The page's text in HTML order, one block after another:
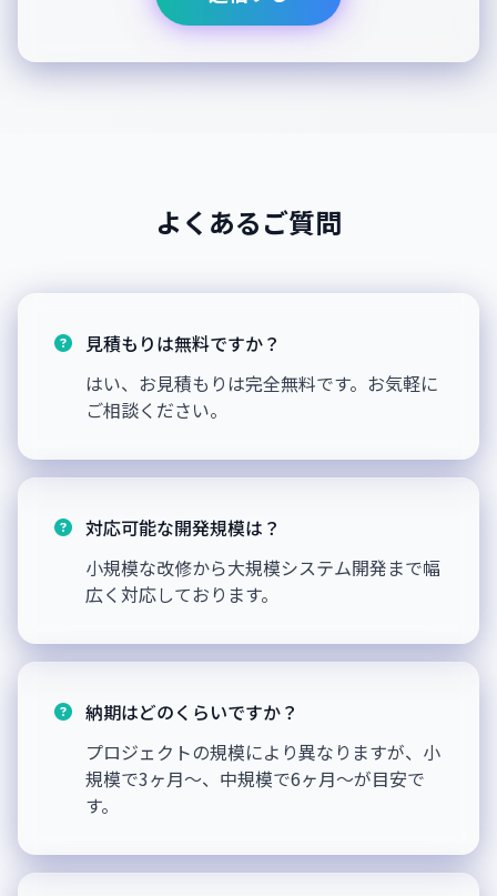
よくあるご質問
見積もりは無料ですか？
はい、お見積もりは完全無料です。お気軽に
ご相談ください。
対応可能な開発規模は？
小規模な改修から大規模システム開発まで幅
広く対応しております。
納期はどのくらいですか？
プロジェクトの規模により異なりますが、小
規模で3ヶ月〜、中規模で6ヶ月〜が目安で
す。